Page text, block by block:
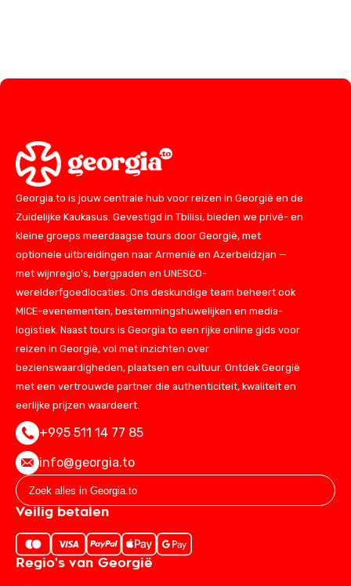
Georgia.to is jouw centrale hub voor reizen in Georgië en de
Zuidelijke Kaukasus. Gevestigd in Tbilisi, bieden we privé- en
kleine groeps meerdaagse tours door Georgië, met
optionele uitbreidingen naar Armenië en Azerbeidzjan —
met wijnregio's, bergpaden en UNESCO-
werelderfgoedlocaties. Ons deskundige team beheert ook
MICE-evenementen, bestemmingshuwelijken en media-
logistiek. Naast tours is Georgia.to een rijke online gids voor
reizen in Georgië, vol met inzichten over
bezienswaardigheden, plaatsen en cultuur. Ontdek Georgië
met een vertrouwde partner die authenticiteit, kwaliteit en
eerlijke prijzen waardeert.
+995 511 14 77 85
info@georgia.to
Veilig betalen
Regio's van Georgië